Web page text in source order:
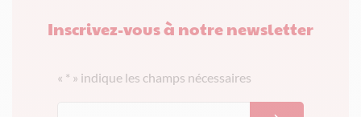
Inscrivez-vous à notre newsletter
« * » indique les champs nécessaires